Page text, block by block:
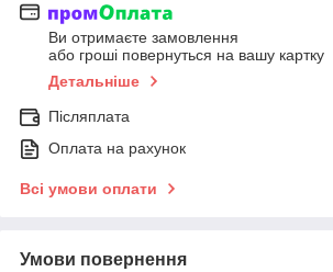
Ви отримаєте замовлення
або гроші повернуться на вашу картку
Детальніше
Післяплата
Оплата на рахунок
Всі умови оплати
Умови повернення